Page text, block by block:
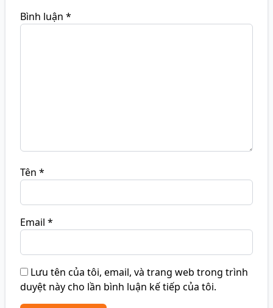
Bình luận *
Tên *
Email *
Lưu tên của tôi, email, và trang web trong trình
duyệt này cho lần bình luận kế tiếp của tôi.